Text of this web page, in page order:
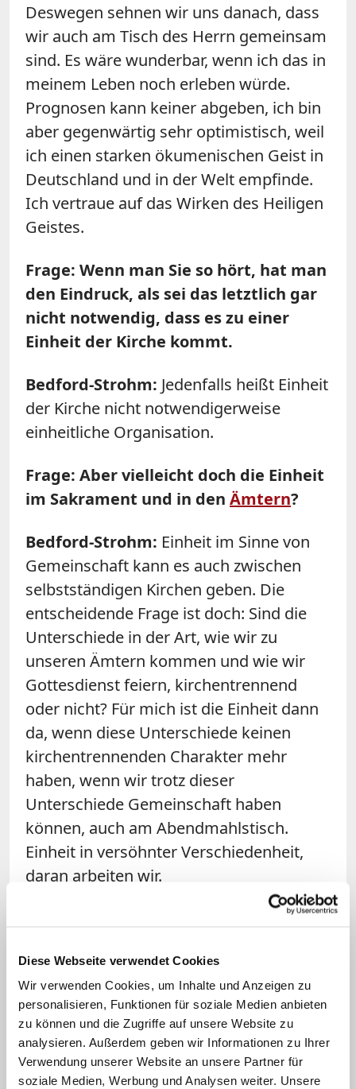
Diese Webseite verwendet Cookies
Wir verwenden Cookies, um Inhalte und Anzeigen zu
personalisieren, Funktionen für soziale Medien anbieten
zu können und die Zugriffe auf unsere Website zu
analysieren. Außerdem geben wir Informationen zu Ihrer
Verwendung unserer Website an unsere Partner für
soziale Medien, Werbung und Analysen weiter. Unsere
Deswegen sehnen wir uns danach, dass
wir auch am Tisch des Herrn gemeinsam
sind. Es wäre wunderbar, wenn ich das in
meinem Leben noch erleben würde.
Prognosen kann keiner abgeben, ich bin
aber gegenwärtig sehr optimistisch, weil
ich einen starken ökumenischen Geist in
Deutschland und in der Welt empfinde.
Ich vertraue auf das Wirken des Heiligen
Geistes.
Frage: Wenn man Sie so hört, hat man
den Eindruck, als sei das letztlich gar
nicht notwendig, dass es zu einer
Einheit der Kirche kommt.
Bedford-Strohm: Jedenfalls heißt Einheit
der Kirche nicht notwendigerweise
einheitliche Organisation.
Frage: Aber vielleicht doch die Einheit
im Sakrament und in den Ämtern?
Bedford-Strohm: Einheit im Sinne von
Gemeinschaft kann es auch zwischen
selbstständigen Kirchen geben. Die
entscheidende Frage ist doch: Sind die
Unterschiede in der Art, wie wir zu
unseren Ämtern kommen und wie wir
Gottesdienst feiern, kirchentrennend
oder nicht? Für mich ist die Einheit dann
da, wenn diese Unterschiede keinen
kirchentrennenden Charakter mehr
haben, wenn wir trotz dieser
Unterschiede Gemeinschaft haben
können, auch am Abendmahlstisch.
Einheit in versöhnter Verschiedenheit,
daran arbeiten wir.
1999 zu einer Übereinkunft gekommen.
Vielleicht kann der Weg jetzt auch ähnlich
beschritten werden. Das war der Weg
eines "differenzierten Konsens", etwa so:
"Ihr sagt ordiniertes Amt, wir sagen